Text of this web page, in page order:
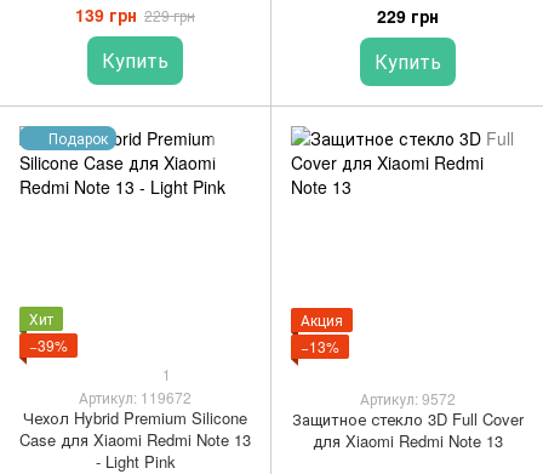
139 грн 229 грн
Купить
229 грн
Купить
Подарок
Хит
−39%
1
Артикул: 119672
Чехол Hybrid Premium Silicone
Case для Xiaomi Redmi Note 13
- Light Pink
Акция
−13%
Артикул: 9572
Защитное стекло 3D Full Cover
для Xiaomi Redmi Note 13